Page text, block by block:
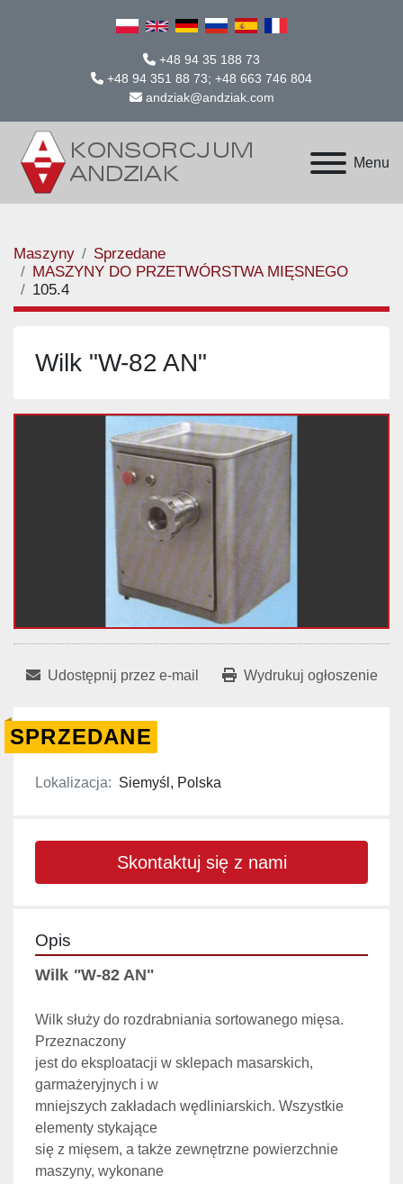
+48 94 35 188 73
+48 94 351 88 73; +48 663 746 804
andziak@andziak.com
Menu
Maszyny
Sprzedane
MASZYNY DO PRZETWÓRSTWA MIĘSNEGO
105.4
Wilk "W-82 AN"
Udostępnij przez e-mail Wydrukuj ogłoszenie
SPRZEDANE
Lokalizacja: Siemyśl, Polska
Skontaktuj się z nami
Opis
Wilk "W-82 AN"
Wilk służy do rozdrabniania sortowanego mięsa.
Przeznaczony
jest do eksploatacji w sklepach masarskich,
garmażeryjnych i w
mniejszych zakładach wędliniarskich. Wszystkie
elementy stykające
się z mięsem, a także zewnętrzne powierzchnie
maszyny, wykonane